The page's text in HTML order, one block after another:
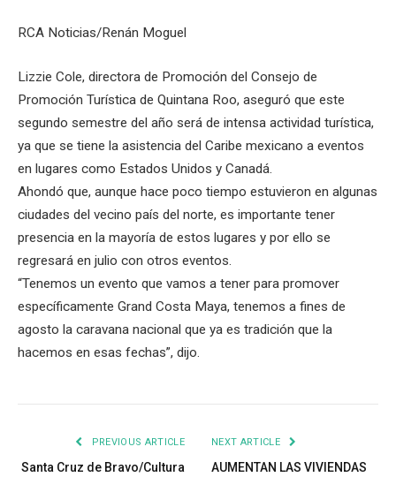
RCA Noticias/Renán Moguel
Lizzie Cole, directora de Promoción del Consejo de
Promoción Turística de Quintana Roo, aseguró que este
segundo semestre del año será de intensa actividad turística,
ya que se tiene la asistencia del Caribe mexicano a eventos
en lugares como Estados Unidos y Canadá.
Ahondó que, aunque hace poco tiempo estuvieron en algunas
ciudades del vecino país del norte, es importante tener
presencia en la mayoría de estos lugares y por ello se
regresará en julio con otros eventos.
“Tenemos un evento que vamos a tener para promover
específicamente Grand Costa Maya, tenemos a fines de
agosto la caravana nacional que ya es tradición que la
hacemos en esas fechas”, dijo.
PREVIOUS ARTICLE
Santa Cruz de Bravo/Cultura
NEXT ARTICLE
AUMENTAN LAS VIVIENDAS